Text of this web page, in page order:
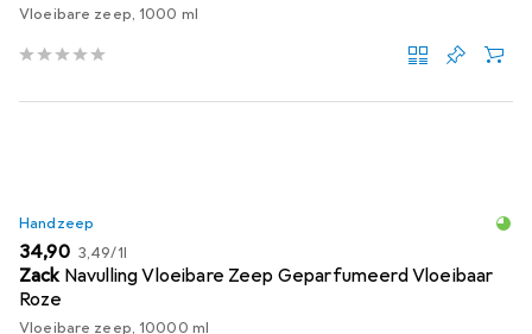
Vloeibare zeep, 1000 ml
Handzeep
EUR
34,90 EUR
3,49/1l
Zack Navulling Vloeibare Zeep Geparfumeerd Vloeibaar
Roze
Vloeibare zeep, 10000 ml